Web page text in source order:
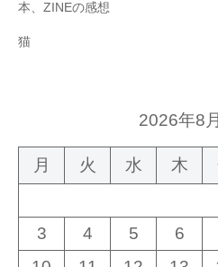
本、ZINEの感想
猫
2026年8月
月 火 水 木
3
4 5 6